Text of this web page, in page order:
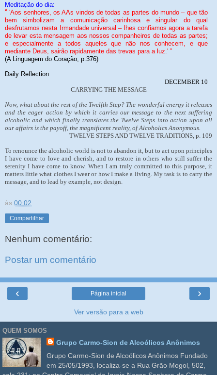
Meditação do dia:
“'Aos senhores, os AAs vindos de todas as partes do mundo – que tão
bem simbolizam a comunicação carinhosa e singular do qual
desfrutamos nesta Irmandade universal – lhes confiamos agora a tarefa
de levar esta mensagem aos nossos companheiros de todas as partes;
e especialmente a todos aqueles que não nos conhecem, e que
mediante Deus, sairão rapidamente das trevas para a luz.' ”
(A Linguagem do Coração, p.376)
Daily Reflection
DECEMBER 10
CARRYING THE MESSAGE
Now, what about the rest of the Twelfth Step? The wonderful energy it releases
and the eager action by which it carries our message to the next suffering
alcoholic and which finally translates the Twelve Steps into action upon all
our affairs is the payoff, the magnificent reality, of Alcoholics Anonymous.
TWELVE STEPS AND TWELVE TRADITIONS, p. 109
To renounce the alcoholic world is not to abandon it, but to act upon principles
I have come to love and cherish, and to restore in others who still suffer the
serenity I have come to know. When I am truly committed to this purpose, it
matters little what clothes I wear or how I make a living. My task is to carry the
message, and to lead by example, not design.
às 00:02
Compartilhar
Nenhum comentário:
Postar um comentário
‹ ›
Página inicial
Ver versão para a web
QUEM SOMOS
Grupo Carmo-Sion de Alcoólicos Anônimos
Grupo Carmo-Sion de Alcoólicos Anônimos Fundado
em 25/05/1993, localiza-se a Rua Grão Mogol, 502,